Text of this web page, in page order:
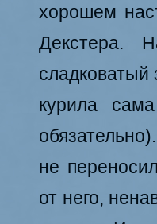
хорошем
Декстера.
курила
не
от него,